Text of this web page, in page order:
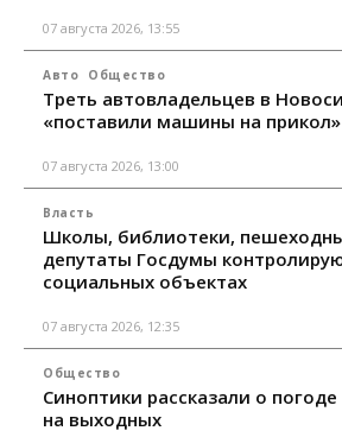
07 августа 2026, 13:55
Авто Общество
Треть автовладельцев в
«поставили машины на прикол»
07 августа 2026, 13:00
Власть
Школы, библиотеки,
депутаты Госдумы
социальных объектах
07 августа 2026, 12:35
Общество
Синоптики рассказали о
на выходных